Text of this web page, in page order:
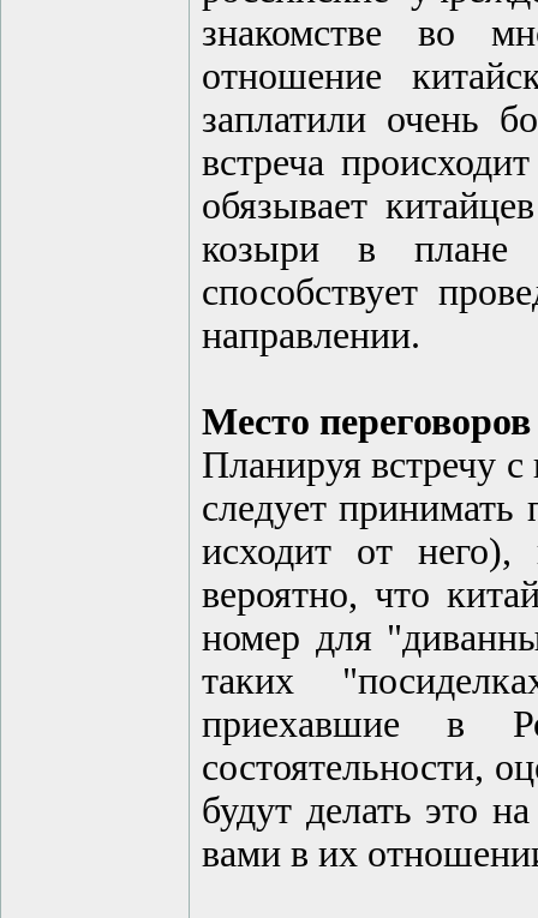
знакомстве во
отношение
заплатили очень
встреча
обязывает
козыри в плане
способствует
направлении.
Место
Планируя встречу
следует принимать
исходит от него),
вероятно, что
номер для
таких
приехавшие в
состоятельности,
будут делать это
вами в их